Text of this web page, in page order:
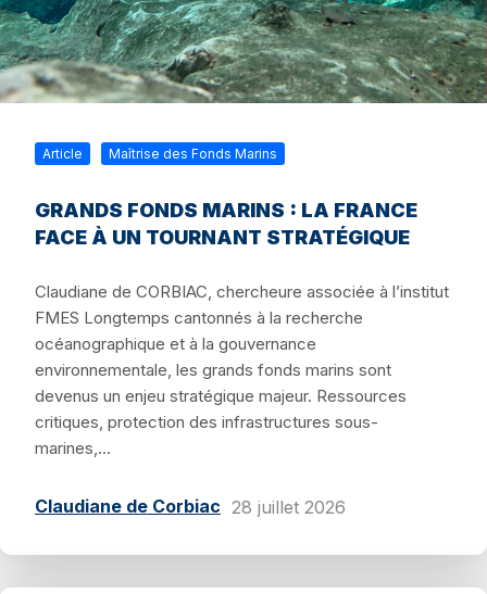
Article Maîtrise des Fonds Marins
GRANDS FONDS MARINS : LA FRANCE
FACE À UN TOURNANT STRATÉGIQUE
Claudiane de CORBIAC, chercheure associée à l’institut
FMES Longtemps cantonnés à la recherche
océanographique et à la gouvernance
environnementale, les grands fonds marins sont
devenus un enjeu stratégique majeur. Ressources
critiques, protection des infrastructures sous-
marines,...
Claudiane de Corbiac 28 juillet 2026